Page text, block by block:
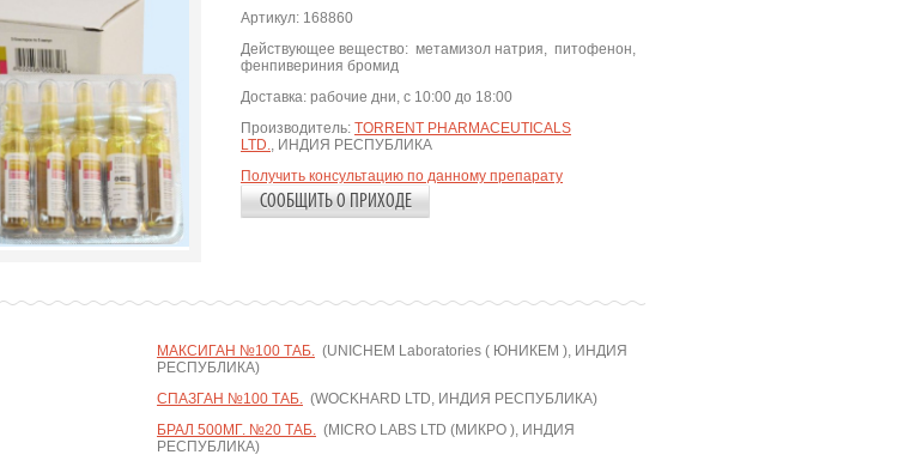
Артикул: 168860
Действующее вещество: метамизол натрия, питофенон,
фенпивериния бромид
Доставка: рабочие дни, с 10:00 до 18:00
Производитель: TORRENT PHARMACEUTICALS
LTD., ИНДИЯ РЕСПУБЛИКА
Получить консультацию по данному препарату
СООБЩИТЬ О ПРИХОДЕ
МАКСИГАН №100 ТАБ. (UNICHEM Laboratories ( ЮНИКЕМ ), ИНДИЯ
РЕСПУБЛИКА)
СПАЗГАН №100 ТАБ. (WOCKHARD LTD, ИНДИЯ РЕСПУБЛИКА)
БРАЛ 500МГ. №20 ТАБ. (MICRO LABS LTD (МИКРО ), ИНДИЯ
РЕСПУБЛИКА)